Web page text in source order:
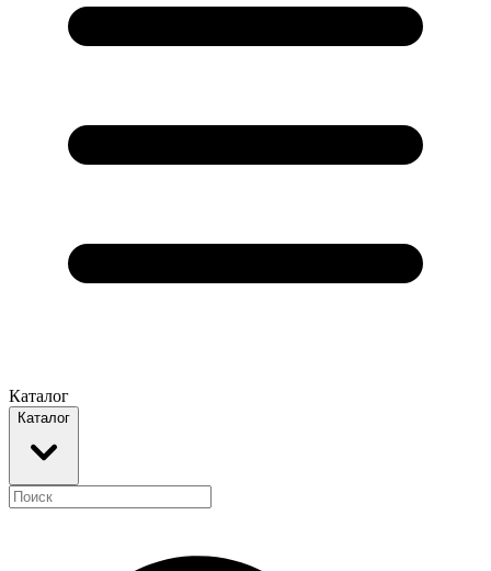
Каталог
Каталог